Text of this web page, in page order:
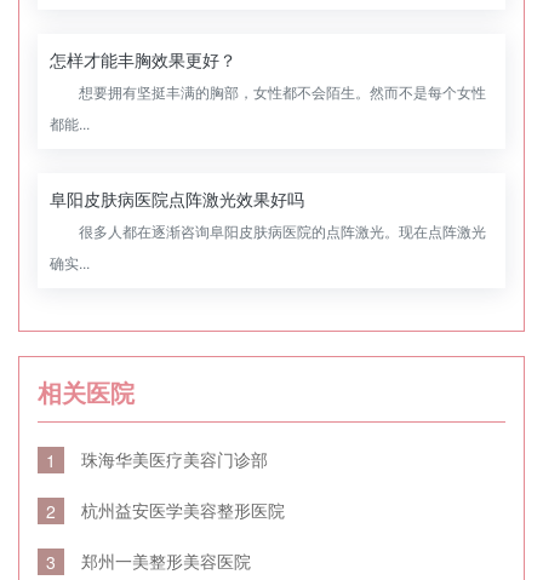
怎样才能丰胸效果更好？
想要拥有坚挺丰满的胸部，女性都不会陌生。然而不是每个女性
都能...
阜阳皮肤病医院点阵激光效果好吗
很多人都在逐渐咨询阜阳皮肤病医院的点阵激光。现在点阵激光
确实...
相关医院
1 珠海华美医疗美容门诊部
2 杭州益安医学美容整形医院
3 郑州一美整形美容医院